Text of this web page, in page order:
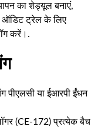
का शेड्यूल बनाएं,
ऑडिट ट्रेल के लिए
करें।.
या ईआरपी ईंधन
(CE-172) प्रत्येक बैच